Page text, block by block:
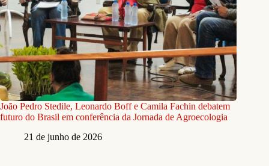
João Pedro Stedile, Leonardo Boff e Camila Fachin debatem
futuro do Brasil em conferência da Jornada de Agroecologia
21 de junho de 2026